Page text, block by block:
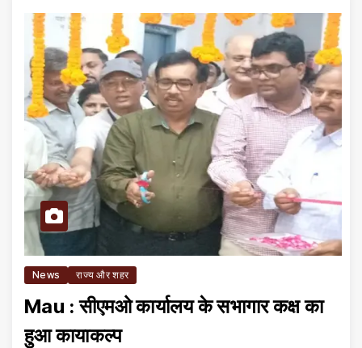
News राज्य और शहर
Mau : सीएमओ कार्यालय के सभागार कक्ष का
हुआ कायाकल्प